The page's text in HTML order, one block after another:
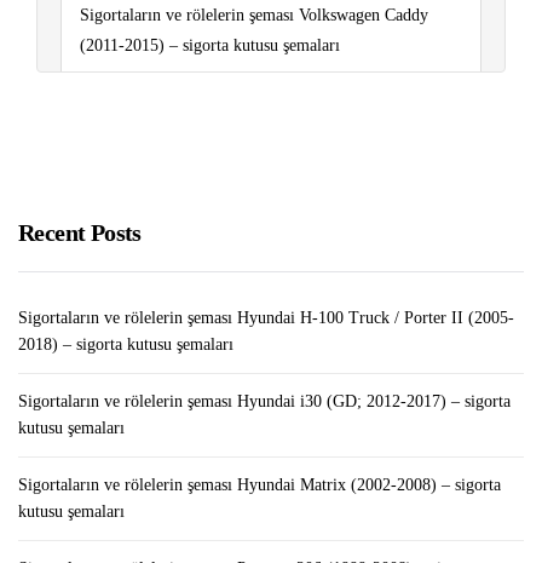
Sigortaların ve rölelerin şeması Volkswagen Caddy
(2011-2015) – sigorta kutusu şemaları
Recent Posts
Sigortaların ve rölelerin şeması Hyundai H-100 Truck / Porter II (2005-
2018) – sigorta kutusu şemaları
Sigortaların ve rölelerin şeması Hyundai i30 (GD; 2012-2017) – sigorta
kutusu şemaları
Sigortaların ve rölelerin şeması Hyundai Matrix (2002-2008) – sigorta
kutusu şemaları